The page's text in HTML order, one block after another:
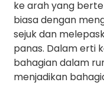
ke arah yang
biasa dengan
sejuk dan
panas. Dalam erti
bahagian dalam
menjadikan